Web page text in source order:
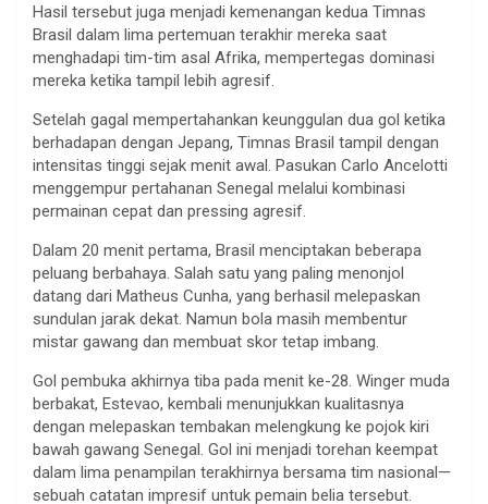
Hasil tersebut juga menjadi kemenangan kedua Timnas
Brasil dalam lima pertemuan terakhir mereka saat
menghadapi tim-tim asal Afrika, mempertegas dominasi
mereka ketika tampil lebih agresif.
Setelah gagal mempertahankan keunggulan dua gol ketika
berhadapan dengan Jepang, Timnas Brasil tampil dengan
intensitas tinggi sejak menit awal. Pasukan Carlo Ancelotti
menggempur pertahanan Senegal melalui kombinasi
permainan cepat dan pressing agresif.
Dalam 20 menit pertama, Brasil menciptakan beberapa
peluang berbahaya. Salah satu yang paling menonjol
datang dari Matheus Cunha, yang berhasil melepaskan
sundulan jarak dekat. Namun bola masih membentur
mistar gawang dan membuat skor tetap imbang.
Gol pembuka akhirnya tiba pada menit ke-28. Winger muda
berbakat, Estevao, kembali menunjukkan kualitasnya
dengan melepaskan tembakan melengkung ke pojok kiri
bawah gawang Senegal. Gol ini menjadi torehan keempat
dalam lima penampilan terakhirnya bersama tim nasional—
sebuah catatan impresif untuk pemain belia tersebut.